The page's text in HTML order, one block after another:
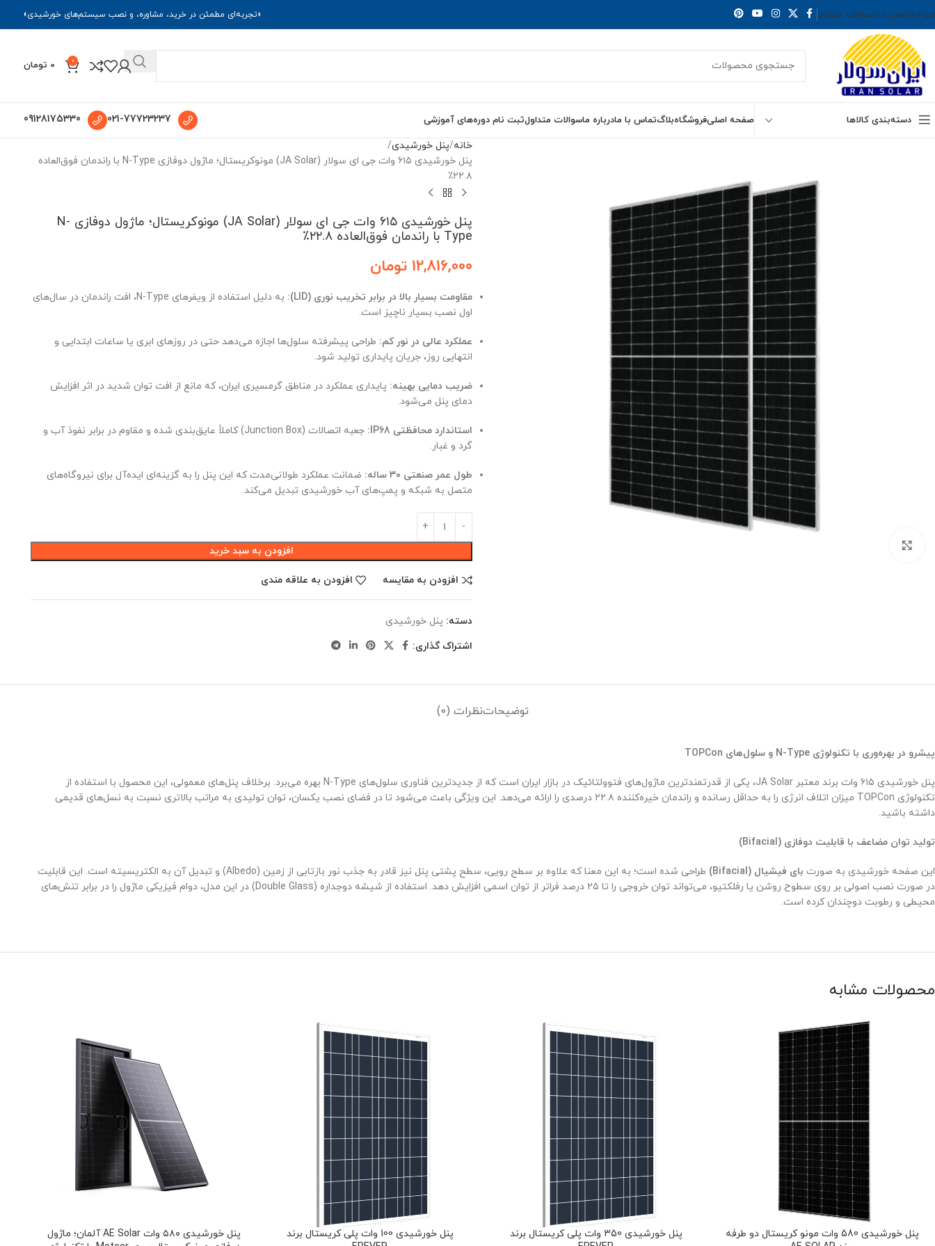
تماس با ماسوالات متداول «تجربه‌ای مطمئن در خرید، مشاوره، و نصب سیستم‌های خورشیدی»
0
0 تومان
دسته‌بندی کالاها صفحه اصلیفروشگاهبلاگتماس با مادرباره ماسوالات متداولثبت نام دوره‌های آموزشی 021-77723237
09128175330
خانه پنل خورشیدی
پنل خورشیدی ۶۱۵ وات جی ای سولار (JA Solar) مونوکریستال؛ ماژول دوفازی N-Type با راندمان فوق‌العاده
۲۲.۸٪
پنل خورشیدی ۶۱۵ وات جی ای سولار (JA Solar) مونوکریستال؛ ماژول دوفازی N-
Type با راندمان فوق‌العاده ۲۲.۸٪
12,816,000 تومان
مقاومت بسیار بالا در برابر تخریب نوری (LID):
به دلیل استفاده از ویفرهای N-Type، افت راندمان در سال‌های
اول نصب بسیار ناچیز است.
عملکرد عالی در نور کم: طراحی پیشرفته سلول‌ها اجازه می‌دهد حتی در روزهای ابری یا ساعات ابتدایی و
انتهایی روز، جریان پایداری تولید شود.
ضریب دمایی بهینه: پایداری عملکرد در مناطق گرمسیری ایران، که مانع از افت توان شدید در اثر افزایش
دمای پنل می‌شود.
استاندارد محافظتی IP68:
جعبه اتصالات (Junction Box) کاملاً عایق‌بندی شده و مقاوم در برابر نفوذ آب و
گرد و غبار.
طول عمر صنعتی ۳۰ ساله:
ضمانت عملکرد طولانی‌مدت که این پنل را به گزینه‌ای ایده‌آل برای نیروگاه‌های
متصل به شبکه و پمپ‌های آب خورشیدی تبدیل می‌کند.
افزودن به سبد خرید
افزودن به مقایسه افزودن به علاقه مندی
دسته: پنل خورشیدی
اشتراک گذاری:
توضیحاتنظرات (0)
پیشرو در بهره‌وری با تکنولوژی N-Type و سلول‌های TOPCon
پنل خورشیدی ۶۱۵ وات برند معتبر JA Solar، یکی از قدرتمندترین ماژول‌های فتوولتائیک در بازار ایران است که از جدیدترین فناوری سلول‌های N-Type بهره می‌برد. برخلاف پنل‌های معمولی، این محصول با استفاده از
تکنولوژی TOPCon میزان اتلاف انرژی را به حداقل رسانده و راندمان خیره‌کننده ۲۲.۸ درصدی را ارائه می‌دهد. این ویژگی باعث می‌شود تا در فضای نصب یکسان، توان تولیدی به مراتب بالاتری نسبت به نسل‌های قدیمی
داشته باشید.
تولید توان مضاعف با قابلیت دوفازی (Bifacial)
این صفحه خورشیدی به صورت بای فیشیال (Bifacial)
طراحی شده است؛ به این معنا که علاوه بر سطح رویی، سطح پشتی پنل نیز قادر به جذب نور بازتابی از زمین (Albedo) و تبدیل آن به الکتریسیته است. این قابلیت
در صورت نصب اصولی بر روی سطوح روشن یا رفلکتیو، می‌تواند توان خروجی را تا ۲۵ درصد فراتر از توان اسمی افزایش دهد. استفاده از شیشه دوجداره (Double Glass) در این مدل، دوام فیزیکی ماژول را در برابر تنش‌های
محیطی و رطوبت دوچندان کرده است.
محصولات مشابه
پنل خورشیدی 580 وات مونو کریستال دو طرفه
پنل خورشیدی 350 وات پلی کریستال برند
پنل خورشیدی 100 وات پلی کریستال برند
پنل خورشیدی ۵۸۰ وات AE Solar آلمان؛ ماژول